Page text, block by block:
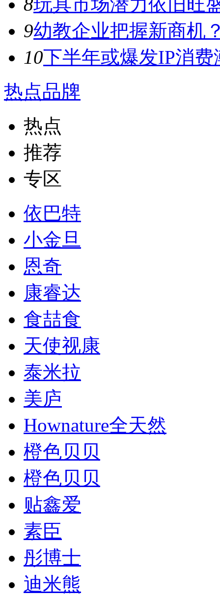
9幼教企业把握新商机
10下半年或爆发IP消
热点品牌
热点
推荐
专区
依巴特
小金旦
恩奇
康睿达
食喆食
天使视康
泰米拉
美庐
Hownature全天然
橙色贝贝
橙色贝贝
贴鑫爱
素臣
彤博士
迪米熊